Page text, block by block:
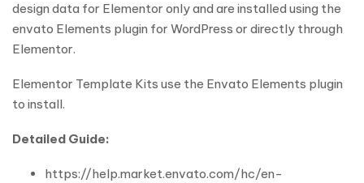
design data for Elementor only and are installed using the
envato Elements plugin for WordPress or directly through
Elementor.
Elementor Template Kits use the Envato Elements plugin
to install.
Detailed Guide:
https://help.market.envato.com/hc/en-